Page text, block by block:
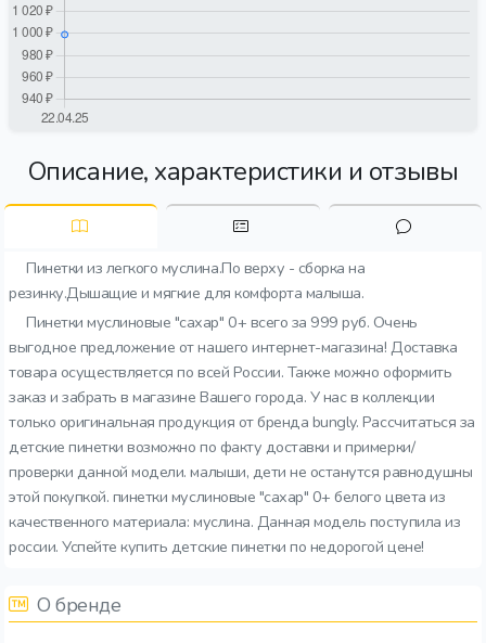
Описание, характеристики и отзывы
Пинетки из легкого муслина.По верху - сборка на
резинку.Дышащие и мягкие для комфорта малыша.
Пинетки муслиновые "сахар" 0+ всего за 999 руб. Очень
выгодное предложение от нашего интернет-магазина! Доставка
товара осуществляется по всей России. Также можно оформить
заказ и забрать в магазине Вашего города. У нас в коллекции
только оригинальная продукция от бренда bungly. Рассчитаться за
детские пинетки возможно по факту доставки и примерки/
проверки данной модели. малыши, дети не останутся равнодушны
этой покупкой. пинетки муслиновые "сахар" 0+ белого цвета из
качественного материала: муслина. Данная модель поступила из
россии. Успейте купить детские пинетки по недорогой цене!
О бренде